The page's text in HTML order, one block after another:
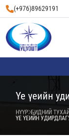
(+976)89629191
Үе үеийн
НҮҮР БИДНИЙ
ҮЕ ҮЕИЙН